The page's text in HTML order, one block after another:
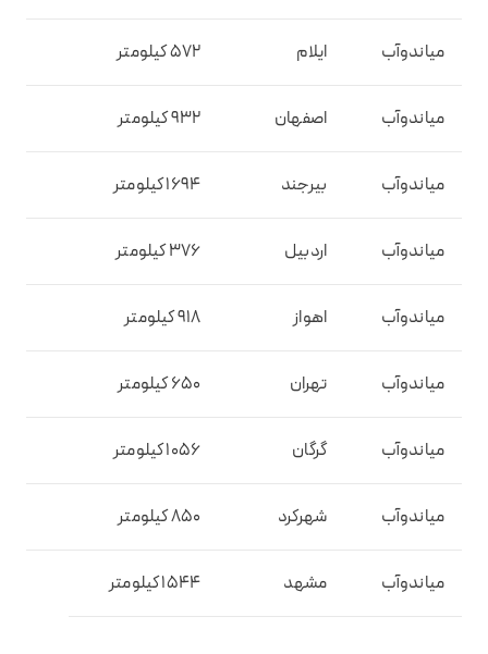
میاندوآب ایلام 572 کیلومتر
میاندوآب اصفهان 932 کیلومتر
میاندوآب بیرجند 1694 کیلومتر
میاندوآب اردبیل 376 کیلومتر
میاندوآب اهواز 918 کیلومتر
میاندوآب تهران 650 کیلومتر
میاندوآب گرگان 1056 کیلومتر
میاندوآب شهرکرد 850 کیلومتر
میاندوآب مشهد 1544 کیلومتر